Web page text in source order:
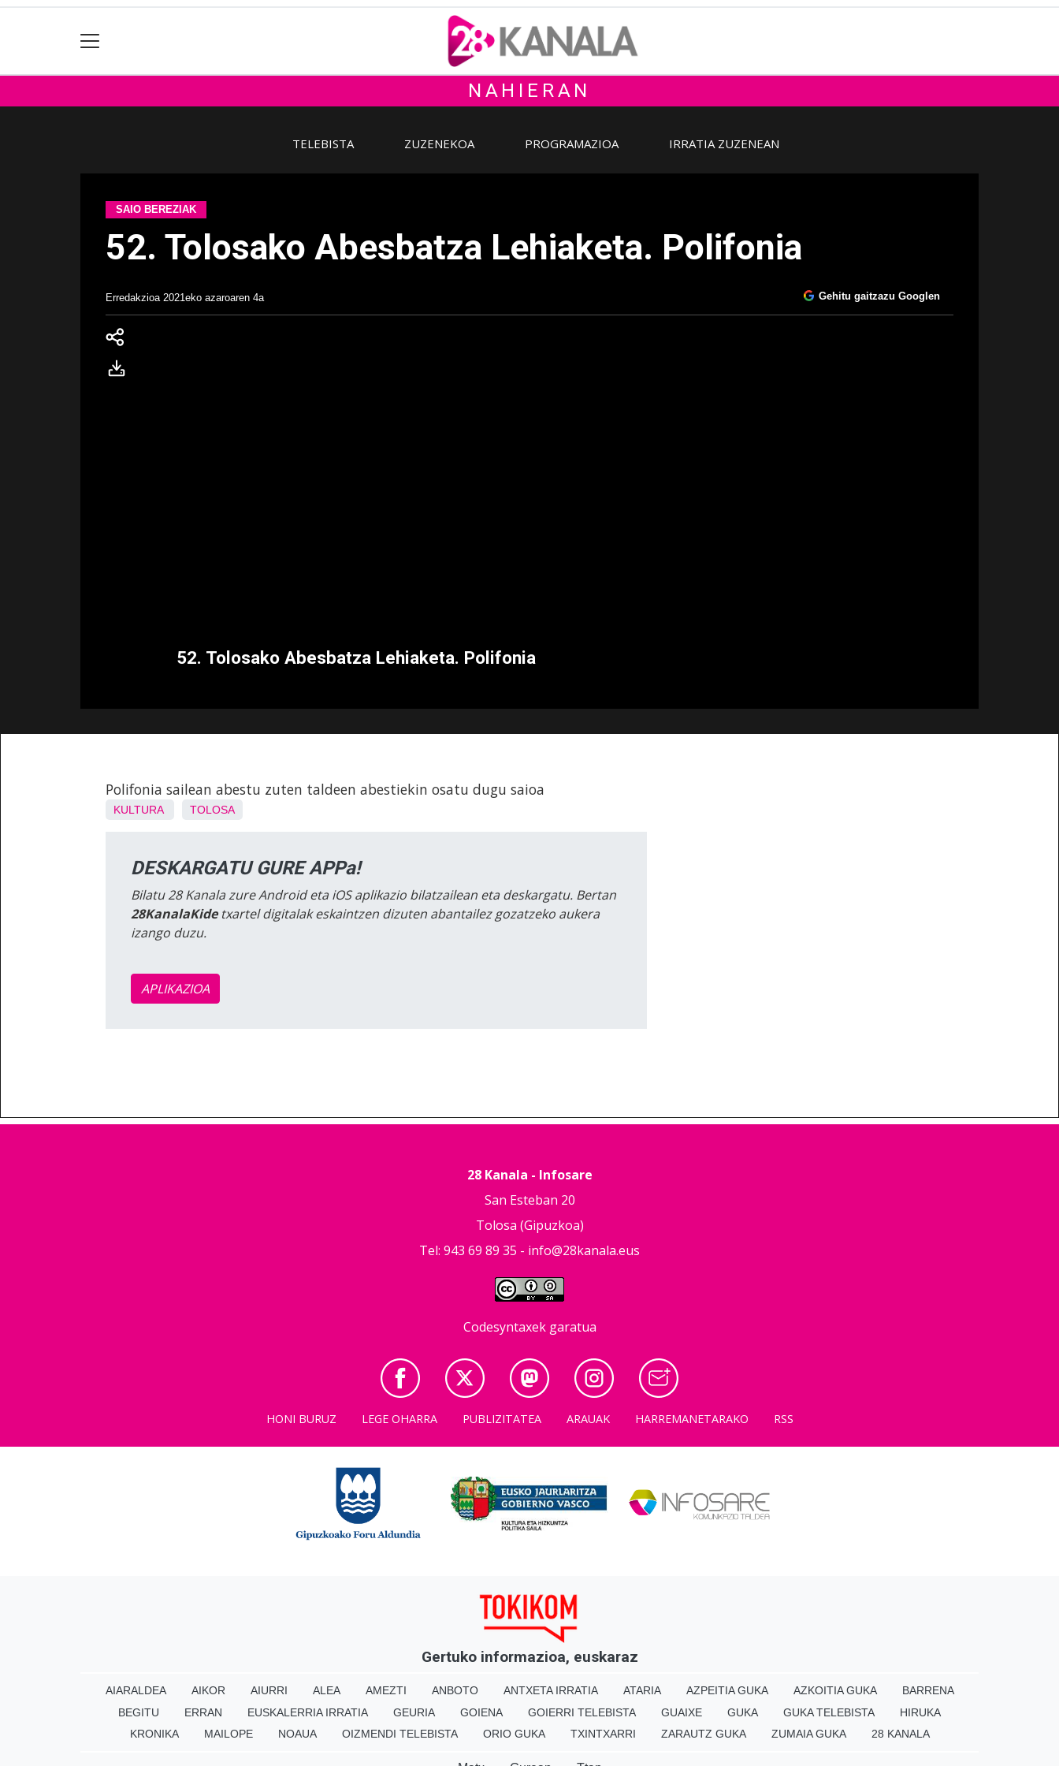
NAHIERAN
TELEBISTA ZUZENEKOA PROGRAMAZIOA IRRATIA ZUZENEAN
SAIO BEREZIAK
52. Tolosako Abesbatza Lehiaketa. Polifonia
Erredakzioa 2021eko azaroaren 4a Gehitu gaitzazu Googlen
52. Tolosako Abesbatza Lehiaketa. Polifonia
Polifonia sailean abestu zuten taldeen abestiekin osatu dugu saioa
KULTURA TOLOSA
DESKARGATU GURE APPa!
Bilatu 28 Kanala zure Android eta iOS aplikazio bilatzailean eta deskargatu. Bertan
28KanalaKidetxartel digitalak eskaintzen dizuten abantailez gozatzeko aukera
izango duzu.
APLIKAZIOA
28 Kanala - Infosare
San Esteban 20
Tolosa (Gipuzkoa)
Tel: 943 69 89 35 - info@28kanala.eus
Codesyntaxek garatua
HONI BURUZ LEGE OHARRA PUBLIZITATEA ARAUAK HARREMANETARAKO RSS
Gertuko informazioa, euskaraz
AIARALDEA AIKOR AIURRI ALEA AMEZTI ANBOTO ANTXETA IRRATIA ATARIA AZPEITIA GUKA AZKOITIA GUKA
BARRENA
BEGITU
ERRAN EUSKALERRIA IRRATIA GEURIA GOIENA GOIERRI TELEBISTA GUAIXE GUKA GUKA TELEBISTA
HIRUKA
KRONIKA
MAILOPE NOAUA OIZMENDI TELEBISTA ORIO GUKA TXINTXARRI ZARAUTZ GUKA ZUMAIA GUKA 28 KANALA